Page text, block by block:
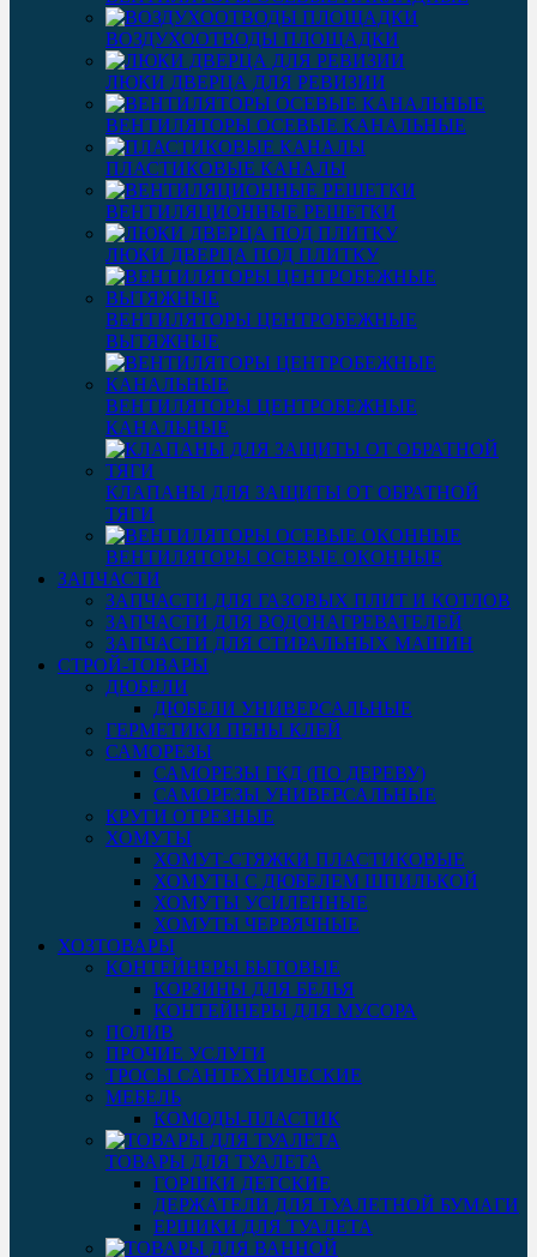
ВОЗДУХООТВОДЫ ПЛОЩАДКИ
ЛЮКИ ДВЕРЦА ДЛЯ РЕВИЗИИ
ВЕНТИЛЯТОРЫ ОСЕВЫЕ КАНАЛЬНЫЕ
ПЛАСТИКОВЫЕ КАНАЛЫ
ВЕНТИЛЯЦИОННЫЕ РЕШЕТКИ
ЛЮКИ ДВЕРЦА ПОД ПЛИТКУ
ВЕНТИЛЯТОРЫ ЦЕНТРОБЕЖНЫЕ
ВЫТЯЖНЫЕ
ВЕНТИЛЯТОРЫ ЦЕНТРОБЕЖНЫЕ
КАНАЛЬНЫЕ
КЛАПАНЫ ДЛЯ ЗАЩИТЫ ОТ ОБРАТНОЙ
ТЯГИ
ВЕНТИЛЯТОРЫ ОСЕВЫЕ ОКОННЫЕ
ЗАПЧАСТИ
ЗАПЧАСТИ ДЛЯ ГАЗОВЫХ ПЛИТ И КОТЛОВ
ЗАПЧАСТИ ДЛЯ ВОДОНАГРЕВАТЕЛЕЙ
ЗАПЧАСТИ ДЛЯ СТИРАЛЬНЫХ МАШИН
СТРОЙ-ТОВАРЫ
ДЮБЕЛИ
ДЮБЕЛИ УНИВЕРСАЛЬНЫЕ
ГЕРМЕТИКИ ПЕНЫ КЛЕЙ
САМОРЕЗЫ
САМОРЕЗЫ ГКД (ПО ДЕРЕВУ)
САМОРЕЗЫ УНИВЕРСАЛЬНЫЕ
КРУГИ ОТРЕЗНЫЕ
ХОМУТЫ
ХОМУТ-СТЯЖКИ ПЛАСТИКОВЫЕ
ХОМУТЫ С ДЮБЕЛЕМ ШПИЛЬКОЙ
ХОМУТЫ УСИЛЕННЫЕ
ХОМУТЫ ЧЕРВЯЧНЫЕ
ХОЗТОВАРЫ
КОНТЕЙНЕРЫ БЫТОВЫЕ
КОРЗИНЫ ДЛЯ БЕЛЬЯ
КОНТЕЙНЕРЫ ДЛЯ МУСОРА
ПОЛИВ
ПРОЧИЕ УСЛУГИ
ТРОСЫ САНТЕХНИЧЕСКИЕ
МЕБЕЛЬ
КОМОДЫ-ПЛАСТИК
ТОВАРЫ ДЛЯ ТУАЛЕТА
ГОРШКИ ДЕТСКИЕ
ДЕРЖАТЕЛИ ДЛЯ ТУАЛЕТНОЙ БУМАГИ
ЕРШИКИ ДЛЯ ТУАЛЕТА